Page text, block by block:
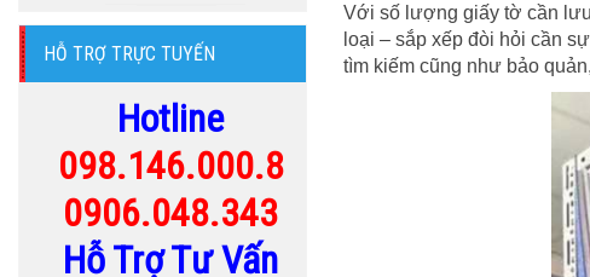
Với số lượng giấy tờ cần
loại – sắp xếp đòi hỏi cần
tìm kiếm cũng như bảo
HỖ TRỢ TRỰC TUYẾN
Hotline
098.146.000.8
0906.048.343
Hỗ Trợ Tư Vấn